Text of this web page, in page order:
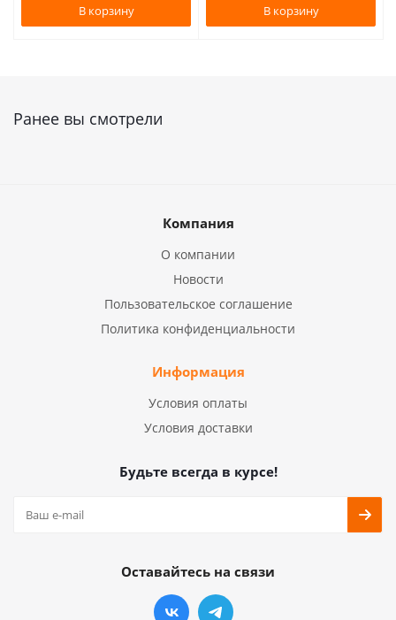
В корзину В корзину
Ранее вы смотрели
Компания
О компании
Новости
Пользовательское соглашение
Политика конфиденциальности
Информация
Условия оплаты
Условия доставки
Будьте всегда в курсе!
Оставайтесь на связи